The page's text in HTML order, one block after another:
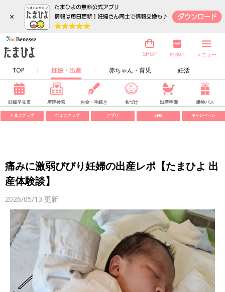
×
TOP 妊娠・出産 赤ちゃん・育児 妊活
SHOP 内祝い メニュー
妊娠早見表 産院検索 お金・手続き 名づけ 出産準備 優待パス
たまごクラブ ひよこクラブ アプリ SNS キャンペーン
痛みに激弱びびり妊婦の出産レポ【たまひよ 出
産体験談】
2026/05/13 更新